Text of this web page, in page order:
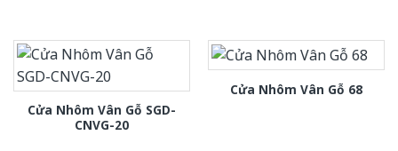
Cửa Nhôm Vân Gỗ SGD-
CNVG-20
Cửa Nhôm Vân Gỗ 68